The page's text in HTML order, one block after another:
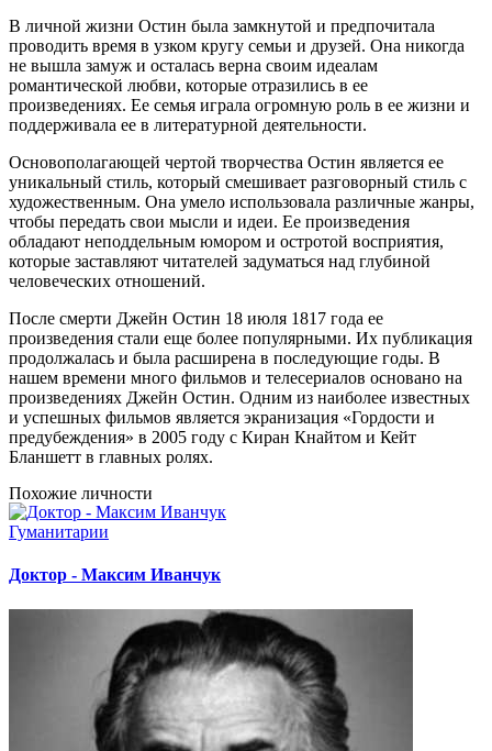
В личной жизни Остин была замкнутой и предпочитала
проводить время в узком кругу семьи и друзей. Она никогда
не вышла замуж и осталась верна своим идеалам
романтической любви, которые отразились в ее
произведениях. Ее семья играла огромную роль в ее жизни и
поддерживала ее в литературной деятельности.
Основополагающей чертой творчества Остин является ее
уникальный стиль, который смешивает разговорный стиль с
художественным. Она умело использовала различные жанры,
чтобы передать свои мысли и идеи. Ее произведения
обладают неподдельным юмором и остротой восприятия,
которые заставляют читателей задуматься над глубиной
человеческих отношений.
После смерти Джейн Остин 18 июля 1817 года ее
произведения стали еще более популярными. Их публикация
продолжалась и была расширена в последующие годы. В
нашем времени много фильмов и телесериалов основано на
произведениях Джейн Остин. Одним из наиболее известных
и успешных фильмов является экранизация «Гордости и
предубеждения» в 2005 году с Киран Кнайтом и Кейт
Бланшетт в главных ролях.
Похожие личности
Гуманитарии
Доктор - Максим Иванчук